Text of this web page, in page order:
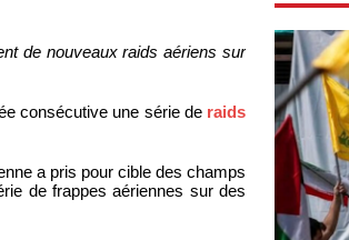
de nouveaux raids aériens sur
consécutive une série de raids
a pris pour cible des champs
de frappes aériennes sur des